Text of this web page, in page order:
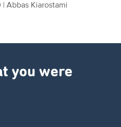
| Abbas Kiarostami
you were